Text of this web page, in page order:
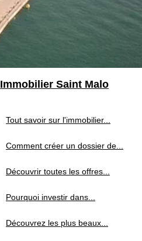
Immobilier Saint Malo
Tout savoir sur l'immobilier...
Comment créer un dossier de...
Découvrir toutes les offres...
Pourquoi investir dans...
Découvrez les plus beaux...